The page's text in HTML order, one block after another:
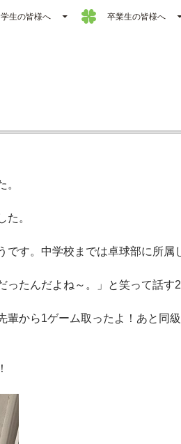
生の皆様へ 卒業生の皆様へ
。
た。
す。中学校までは卓球部に所属
たんだよね～。」と笑って話す2
輩から1ゲーム取ったよ！あと同